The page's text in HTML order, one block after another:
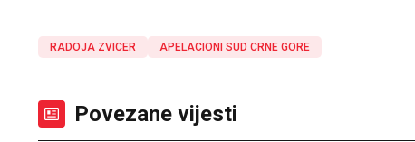
RADOJA ZVICER APELACIONI SUD CRNE GORE
Povezane vijesti